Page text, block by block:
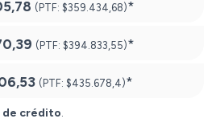
(PTF: $359.434,68)*
(PTF: $394.833,55)*
(PTF: $435.678,4)*
de crédito.